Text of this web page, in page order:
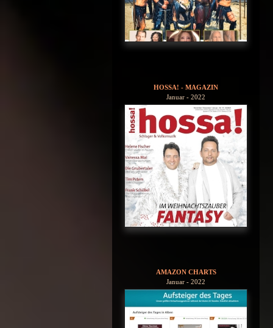
HOSSA! - MAGAZIN
Januar - 2022
AMAZON CHARTS
Januar - 2022